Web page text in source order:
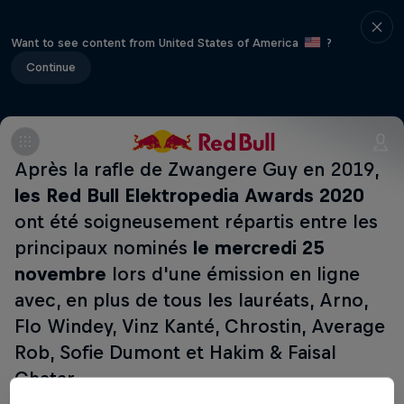
Want to see content from United States of America
?
Continue
Après la rafle de Zwangere Guy en 2019,
les Red Bull Elektropedia Awards 2020
ont été soigneusement répartis entre les
principaux nominés le mercredi 25
novembre lors d'une émission en ligne
avec, en plus de tous les lauréats, Arno,
Flo Windey, Vinz Kanté, Chrostin, Average
Rob, Sofie Dumont et Hakim & Faisal
Chatar.